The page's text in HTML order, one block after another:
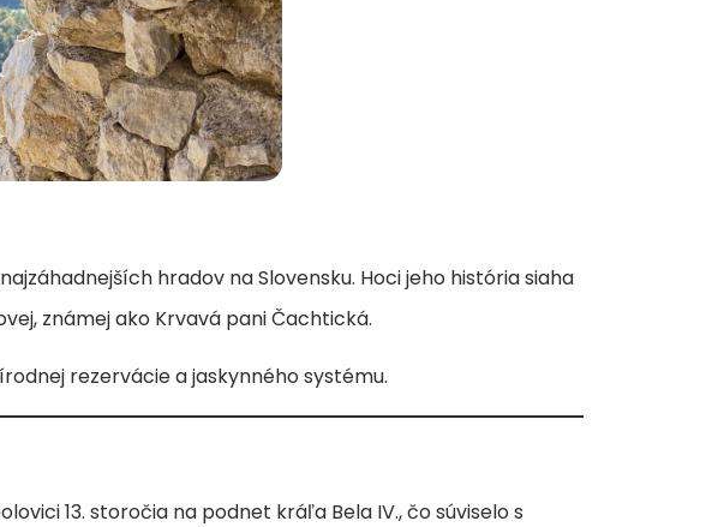
hradov na Slovensku. Hoci jeho história siaha
známej ako Krvavá pani Čachtická.
rezervácie a jaskynného systému.
13. storočia na podnet kráľa Bela IV., čo súviselo s